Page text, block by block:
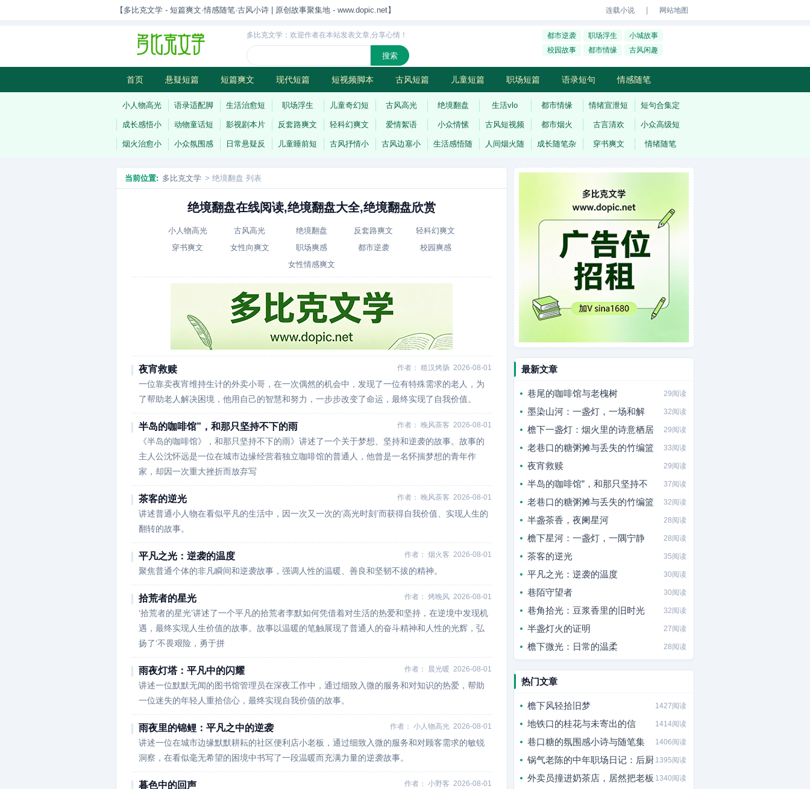
【多比克文学 - 短篇爽文·情感随笔·古风小诗 | 原创故事聚集地 - www.dopic.net】 连载小说 ｜ 网站地图
多比克文学：欢迎作者在本站发表文章,分享心情！ 都市逆袭 职场浮生
小城故事
校园故事
都市情缘 古风闲趣
首页 悬疑短篇 短篇爽文 现代短篇 短视频脚本 古风短篇 儿童短篇 职场短篇 语录短句 情感随笔
古风小诗 科幻短篇 现代小诗 连载
小人物高光 语录适配脚 生活治愈短 职场浮生 儿童奇幻短 古风高光 绝境翻盘 生活vlo 都市情缘 情绪宣泄短 短句合集定
成长感悟小 动物童话短 影视剧本片 反套路爽文 轻科幻爽文 爱情絮语 小众情愫 古风短视频 都市烟火 古言清欢 小众高级短
烟火治愈小 小众氛围感 日常悬疑反 儿童睡前短 古风抒情小 古风边塞小 生活感悟随 人间烟火随 成长随笔杂 穿书爽文 情绪随笔
当前位置: 多比克文学 > 绝境翻盘 列表
绝境翻盘在线阅读,绝境翻盘大全,绝境翻盘欣赏
小人物高光 古风高光 绝境翻盘 反套路爽文
轻科幻爽文
穿书爽文
女性向爽文 职场爽感 都市逆袭
校园爽感
女性情感爽文
夜宵救赎 作者： 糙汉烤肠 2026-08-01
一位靠卖夜宵维持生计的外卖小哥，在一次偶然的机会中，发现了一位有特殊需求的老人，为
了帮助老人解决困境，他用自己的智慧和努力，一步步改变了命运，最终实现了自我价值。
半岛的咖啡馆”，和那只坚持不下的雨 作者： 晚风茶客 2026-08-01
《半岛的咖啡馆》，和那只坚持不下的雨》讲述了一个关于梦想、坚持和逆袭的故事。故事的
主人公沈怀远是一位在城市边缘经营着独立咖啡馆的普通人，他曾是一名怀揣梦想的青年作
家，却因一次重大挫折而放弃写
茶客的逆光 作者： 晚风茶客 2026-08-01
讲述普通小人物在看似平凡的生活中，因一次又一次的‘高光时刻’而获得自我价值、实现人生的
翻转的故事。
平凡之光：逆袭的温度 作者： 烟火客 2026-08-01
聚焦普通个体的非凡瞬间和逆袭故事，强调人性的温暖、善良和坚韧不拔的精神。
拾荒者的星光 作者： 烤晚风 2026-08-01
‘拾荒者的星光’讲述了一个平凡的拾荒者李默如何凭借着对生活的热爱和坚持，在逆境中发现机
遇，最终实现人生价值的故事。故事以温暖的笔触展现了普通人的奋斗精神和人性的光辉，弘
扬了‘不畏艰险，勇于拼
雨夜灯塔：平凡中的闪耀 作者： 晨光暖 2026-08-01
讲述一位默默无闻的图书馆管理员在深夜工作中，通过细致入微的服务和对知识的热爱，帮助
一位迷失的年轻人重拾信心，最终实现自我价值的故事。
雨夜里的锦鲤：平凡之中的逆袭 作者： 小人物高光 2026-08-01
讲述一位在城市边缘默默耕耘的社区便利店小老板，通过细致入微的服务和对顾客需求的敏锐
洞察，在看似毫无希望的困境中书写了一段温暖而充满力量的逆袭故事。
暮色中的回声 作者： 小野客 2026-08-01
最新文章
巷尾的咖啡馆与老槐树 29阅读
墨染山河：一盏灯，一场和解 32阅读
檐下一盏灯：烟火里的诗意栖居 29阅读
老巷口的糖粥摊与丢失的竹编篮 33阅读
夜宵救赎 29阅读
半岛的咖啡馆”，和那只坚持不 37阅读
老巷口的糖粥摊与丢失的竹编篮 32阅读
半盏茶香，夜阑星河 28阅读
檐下星河：一盏灯，一隅宁静 28阅读
茶客的逆光 35阅读
平凡之光：逆袭的温度 30阅读
巷陌守望者 30阅读
巷角拾光：豆浆香里的旧时光 32阅读
半盏灯火的证明 27阅读
檐下微光：日常的温柔 28阅读
热门文章
檐下风轻拾旧梦 1427阅读
地铁口的桂花与未寄出的信 1414阅读
巷口糖的氛围感小诗与随笔集 1406阅读
锅气老陈的中年职场日记：后厨 1395阅读
外卖员撞进奶茶店，居然把老板 1340阅读